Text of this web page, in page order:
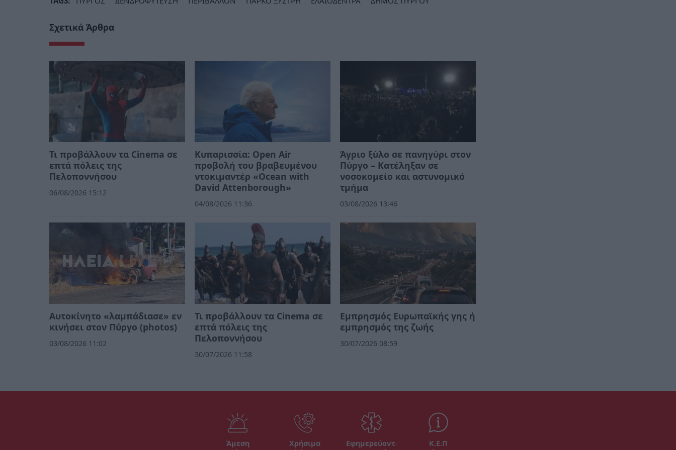
Σχετικά Άρθρα
Τι προβάλλουν τα Cinema σε
επτά πόλεις της
Πελοποννήσου
06/08/2026 15:12
Κυπαρισσία: Open Air
προβολή του βραβευμένου
ντοκιμαντέρ «Ocean with
David Attenborough»
04/08/2026 11:36
Άγριο ξύλο σε πανηγύρι στον
Πύργο – Κατέληξαν σε
νοσοκομείο και αστυνομικό
τμήμα
03/08/2026 13:46
Αυτοκίνητο «λαμπάδιασε» εν
κινήσει στον Πύργο (photos)
03/08/2026 11:02
Τι προβάλλουν τα Cinema σε
επτά πόλεις της
Πελοποννήσου
30/07/2026 11:58
Εμπρησμός Ευρωπαϊκής γης ή
εμπρησμός της ζωής
30/07/2026 08:59
Άμεση
Χρήσιμα
Εφημερεύοντα
Κ.Ε.Π